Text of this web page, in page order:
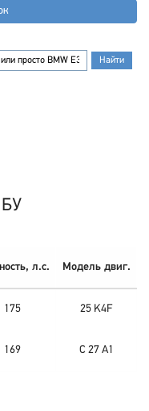
л.с. Модель двиг.
175 25 K4F
169 C 27 A1